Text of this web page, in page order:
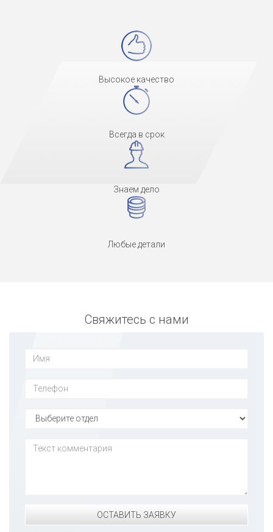
Высокое качество
Всегда в срок
Знаем дело
Любые детали
Свяжитесь с нами
ОСТАВИТЬ ЗАЯВКУ